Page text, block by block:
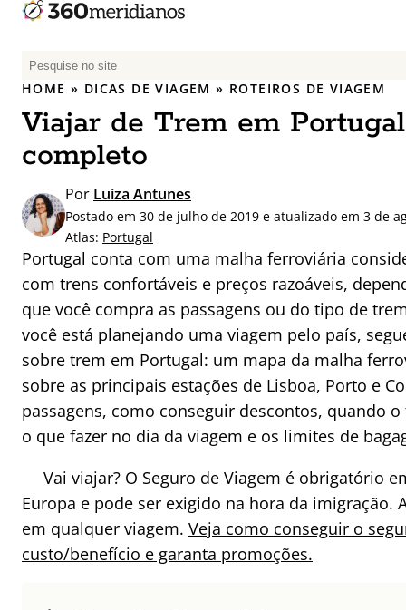
P
e
q
u
i
a
r
p
o
:
HOME » DICAS DE VIAGEM » ROTEIROS DE VIAGEM
Viajar de Trem em
completo
Por Luiza Antunes
Postado em 30 de julho de 2019 e atualizado em 3 de
Atlas: Portugal
Portugal conta com uma malha ferroviária
com trens confortáveis e preços razoáveis,
que você compra as passagens ou do tipo de
você está planejando uma viagem pelo país,
sobre trem em Portugal: um mapa da malha
sobre as principais estações de Lisboa, Porto e
passagens, como conseguir descontos, quando
o que fazer no dia da viagem e os limites de
Vai viajar? O Seguro de Viagem é obrigatório
Europa e pode ser exigido na hora da imigração.
em qualquer viagem. Veja como conseguir o
custo/benefício e garanta promoções.